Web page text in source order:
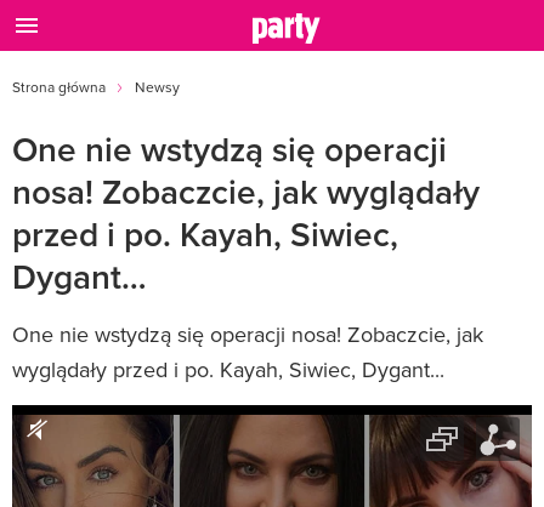
Strona główna Newsy
One nie wstydzą się operacji
nosa! Zobaczcie, jak wyglądały
przed i po. Kayah, Siwiec,
Dygant…
One nie wstydzą się operacji nosa! Zobaczcie, jak
wyglądały przed i po. Kayah, Siwiec, Dygant...